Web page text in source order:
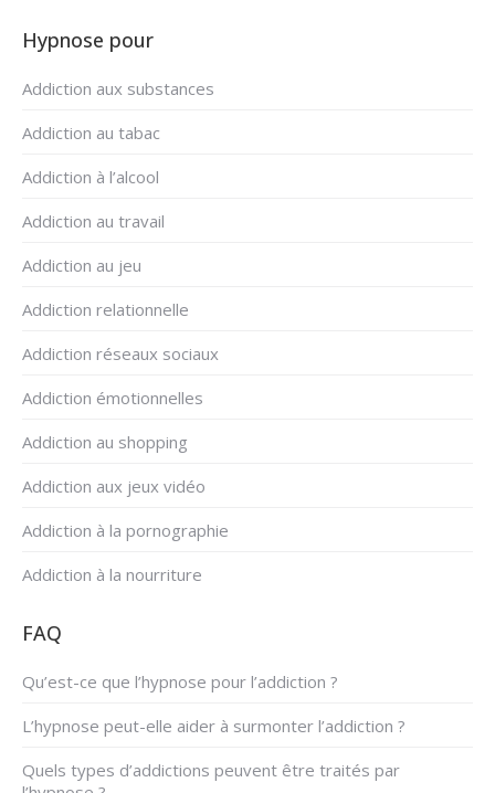
Hypnose pour
Addiction aux substances
Addiction au tabac
Addiction à l’alcool
Addiction au travail
Addiction au jeu
Addiction relationnelle
Addiction réseaux sociaux
Addiction émotionnelles
Addiction au shopping
Addiction aux jeux vidéo
Addiction à la pornographie
Addiction à la nourriture
FAQ
Qu’est-ce que l’hypnose pour l’addiction ?
L’hypnose peut-elle aider à surmonter l’addiction ?
Quels types d’addictions peuvent être traités par